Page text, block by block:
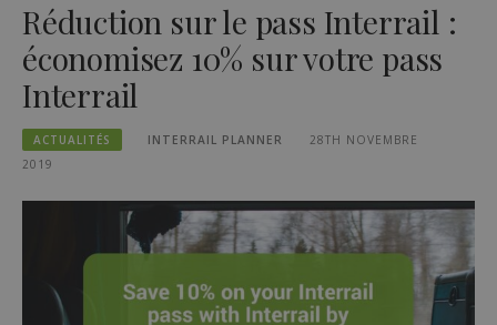
Réduction sur le pass Interrail :
économisez 10% sur votre pass
Interrail
ACTUALITÉS INTERRAIL PLANNER
28TH NOVEMBRE
2019